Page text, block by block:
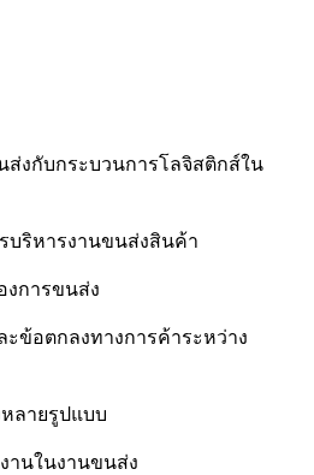
งกับกระบวนการโลจิสติกส์ใน
ริหารงานขนส่งสินค้า
การขนส่ง
ข้อตกลงทางการค้าระหว่าง
ลายรูปแบบ
นในงานขนส่ง